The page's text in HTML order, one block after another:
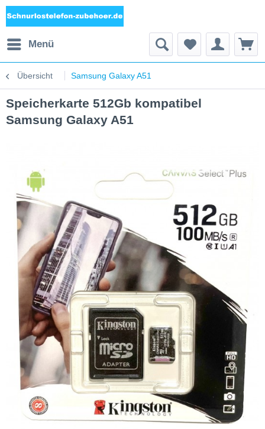
Menü
Übersicht Samsung Galaxy A51
Speicherkarte 512Gb kompatibel
Samsung Galaxy A51